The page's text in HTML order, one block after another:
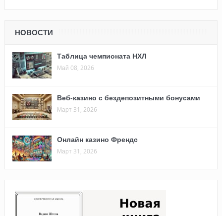
НОВОСТИ
Таблица чемпионата НХЛ
Май 08, 2026
Веб-казино с бездепозитными бонусами
Март 31, 2026
Онлайн казино Френдс
Март 31, 2026